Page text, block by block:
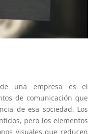
una empresa es el
de comunicación que
de esa sociedad. Los
pero los elementos
visuales que reducen